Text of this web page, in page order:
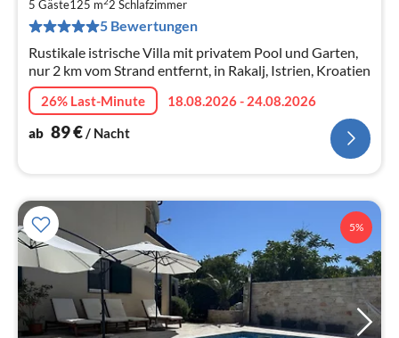
5 Gäste125 m 2 Schlafzimmer
5 Bewertungen
Rustikale istrische Villa mit privatem Pool und Garten,
nur 2 km vom Strand entfernt, in Rakalj, Istrien, Kroatien
26% Last-Minute
18.08.2026 - 24.08.2026
ab 89€/ Nacht
5%